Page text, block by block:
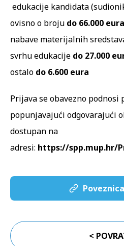
edukacije kandidata
ovisno o broju do 66.000
nabave materijalnih
svrhu edukacije do 27.000
ostalo do 6.600 eura
Prijava se obavezno
popunjavajući odgovarajući
dostupan na
adresi: https://spp.mup.hr/
<